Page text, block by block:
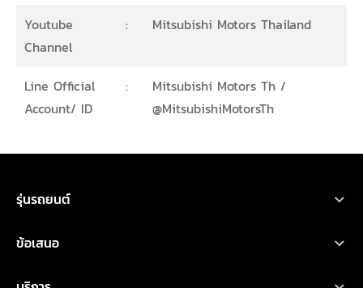
Youtube
Channel
: Mitsubishi Motors Thailand
Line Official
Account/ ID
:
Mitsubishi Motors Th /
@MitsubishiMotorsTh
รุ่นรถยนต์
ข้อเสนอ